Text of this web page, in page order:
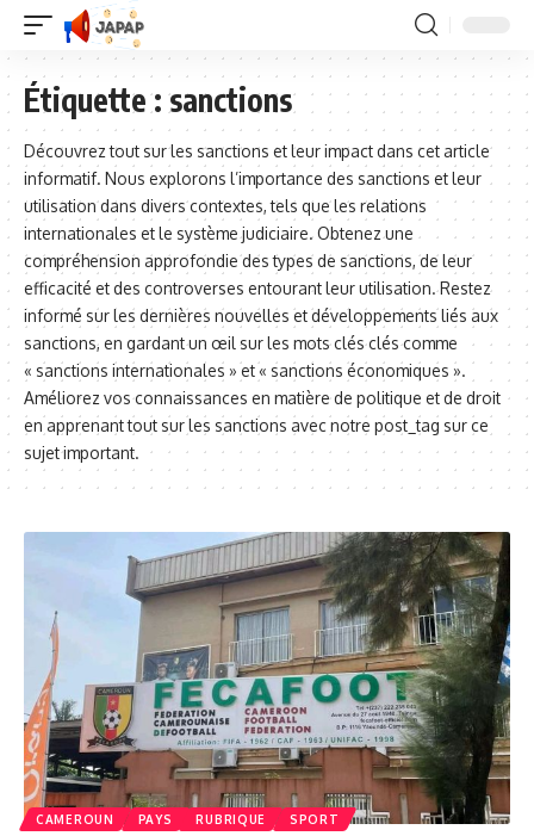
Étiquette :sanctions
Découvrez tout sur les sanctions et leur impact dans cet article
informatif. Nous explorons l’importance des sanctions et leur
utilisation dans divers contextes, tels que les relations
internationales et le système judiciaire. Obtenez une
compréhension approfondie des types de sanctions, de leur
efficacité et des controverses entourant leur utilisation. Restez
informé sur les dernières nouvelles et développements liés aux
sanctions, en gardant un œil sur les mots clés clés comme
« sanctions internationales » et « sanctions économiques ».
Améliorez vos connaissances en matière de politique et de droit
en apprenant tout sur les sanctions avec notre post_tag sur ce
sujet important.
CAMEROUN PAYS RUBRIQUE SPORT